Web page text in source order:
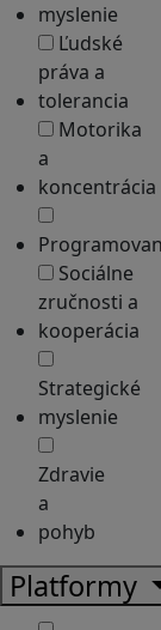
myslenie
Ľudské
práva a
tolerancia
Motorika
a
koncentrácia
Sociálne
zručnosti a
kooperácia
Strategické
myslenie
Zdravie
a
pohyb
Platformy